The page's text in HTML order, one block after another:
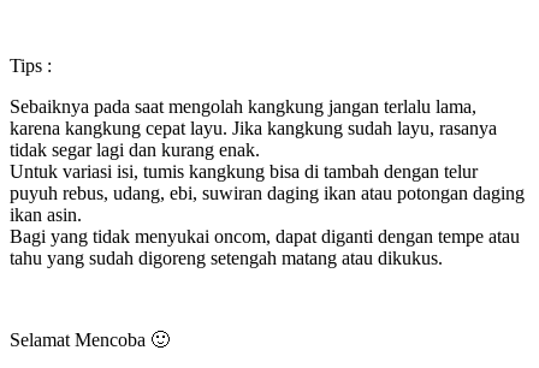
Tips :
Sebaiknya pada saat mengolah kangkung jangan terlalu lama,
karena kangkung cepat layu. Jika kangkung sudah layu, rasanya
tidak segar lagi dan kurang enak.
Untuk variasi isi, tumis kangkung bisa di tambah dengan telur
puyuh rebus, udang, ebi, suwiran daging ikan atau potongan daging
ikan asin.
Bagi yang tidak menyukai oncom, dapat diganti dengan tempe atau
tahu yang sudah digoreng setengah matang atau dikukus.
Selamat Mencoba 🙂